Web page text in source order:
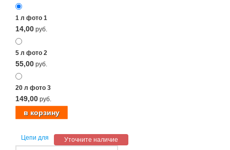
1 л фото 1
14,00 руб.
5 л фото 2
55,00 руб.
20 л фото 3
149,00 руб.
Уточните наличие
Цепи для